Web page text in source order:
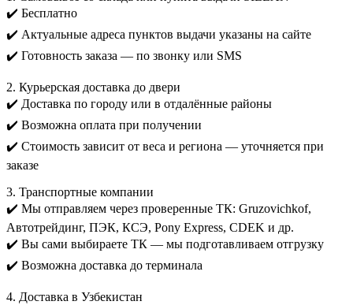
✔️ Бесплатно
✔️ Актуальные адреса пунктов выдачи указаны на сайте
✔️ Готовность заказа — по звонку или SMS
2. Курьерская доставка до двери
✔️ Доставка по городу или в отдалённые районы
✔️ Возможна оплата при получении
✔️ Стоимость зависит от веса и региона — уточняется при
заказе
3. Транспортные компании
✔️ Мы отправляем через проверенные ТК: Gruzovichkof,
Автотрейдинг, ПЭК, КСЭ, Pony Express, CDEK и др.
✔️ Вы сами выбираете ТК — мы подготавливаем отгрузку
✔️ Возможна доставка до терминала
4. Доставка в Узбекистан